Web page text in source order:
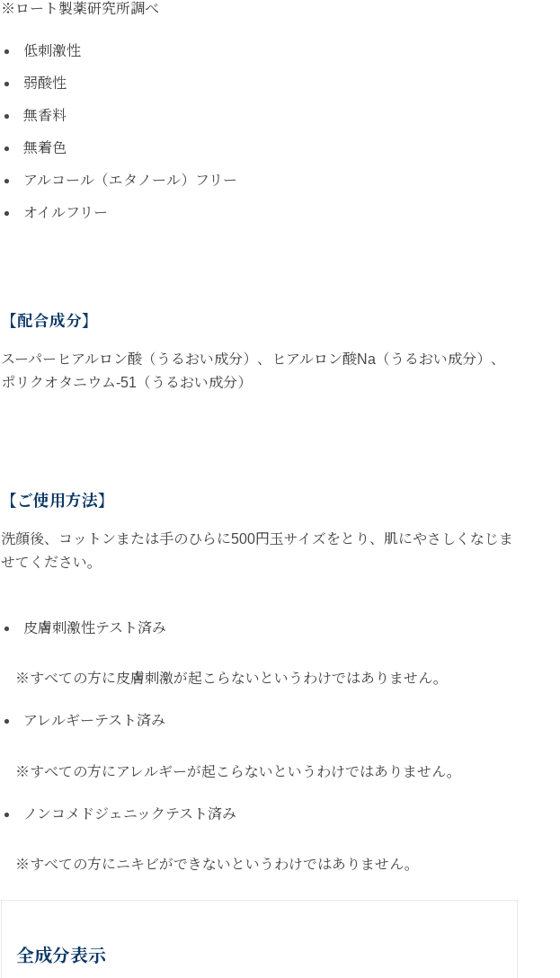
※ロート製薬研究所調べ
低刺激性
弱酸性
無香料
無着色
アルコール（エタノール）フリー
オイルフリー
【配合成分】
スーパーヒアルロン酸（うるおい成分）、ヒアルロン酸Na（うるおい成分）、
ポリクオタニウム-51（うるおい成分）
【ご使用方法】
洗顔後、コットンまたは手のひらに500円玉サイズをとり、肌にやさしくなじま
せてください。
皮膚刺激性テスト済み
※すべての方に皮膚刺激が起こらないというわけではありません。
アレルギーテスト済み
※すべての方にアレルギーが起こらないというわけではありません。
ノンコメドジェニックテスト済み
※すべての方にニキビができないというわけではありません。
全成分表示